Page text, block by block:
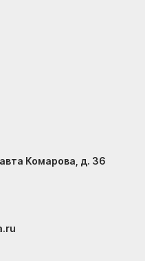
Комарова, д. 36